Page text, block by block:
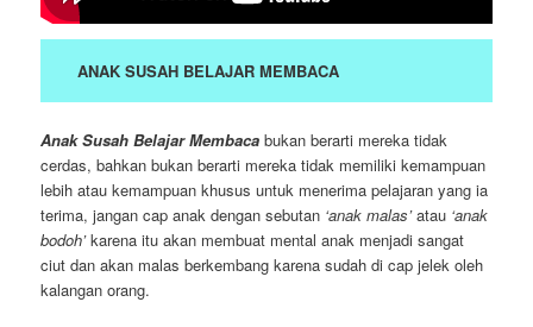
ANAK SUSAH BELAJAR MEMBACA
Anak Susah Belajar Membaca bukan berarti mereka tidak
cerdas, bahkan bukan berarti mereka tidak memiliki kemampuan
lebih atau kemampuan khusus untuk menerima pelajaran yang ia
terima, jangan cap anak dengan sebutan ‘anak malas’atau ‘anak
bodoh’karena itu akan membuat mental anak menjadi sangat
ciut dan akan malas berkembang karena sudah di cap jelek oleh
kalangan orang.